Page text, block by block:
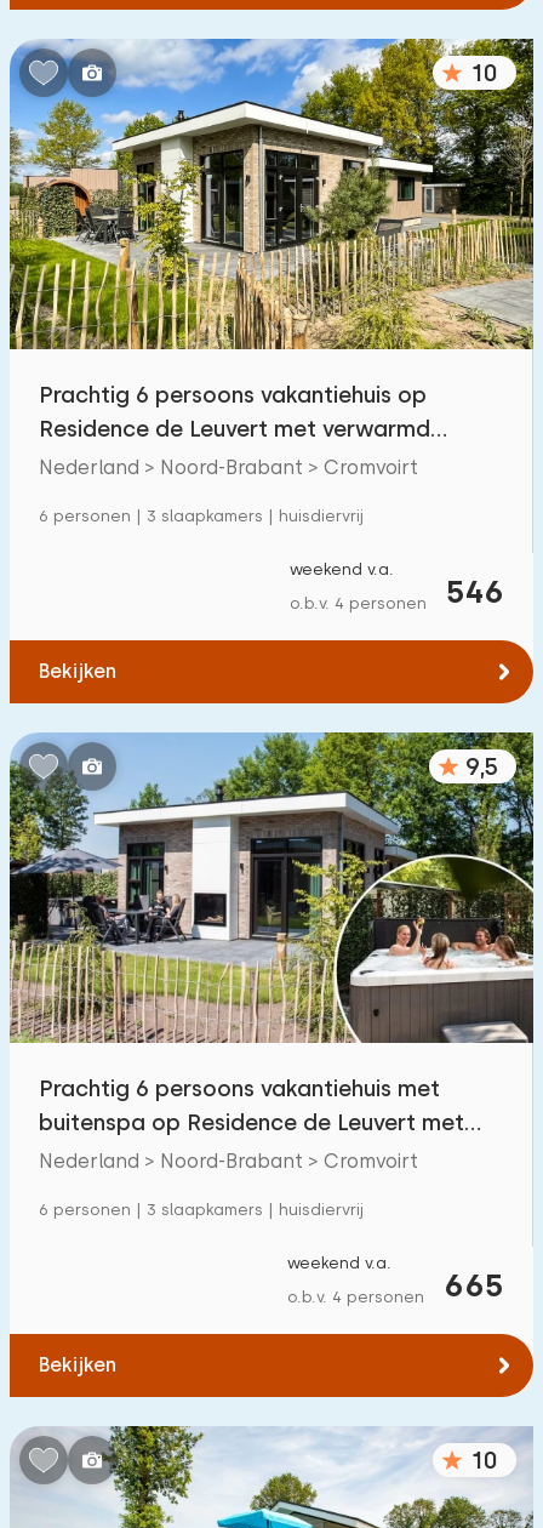
10
Prachtig 6 persoons vakantiehuis op
Residence de Leuvert met verwarmd
buitenzwembad
Nederland > Noord-Brabant > Cromvoirt
6 personen | 3 slaapkamers | huisdiervrij
546
weekend v.a.
o.b.v. 4 personen
Bekijken
9,5
Prachtig 6 persoons vakantiehuis met
buitenspa op Residence de Leuvert met
buitenzwembad
Nederland > Noord-Brabant > Cromvoirt
6 personen | 3 slaapkamers | huisdiervrij
665
weekend v.a.
o.b.v. 4 personen
Bekijken
10